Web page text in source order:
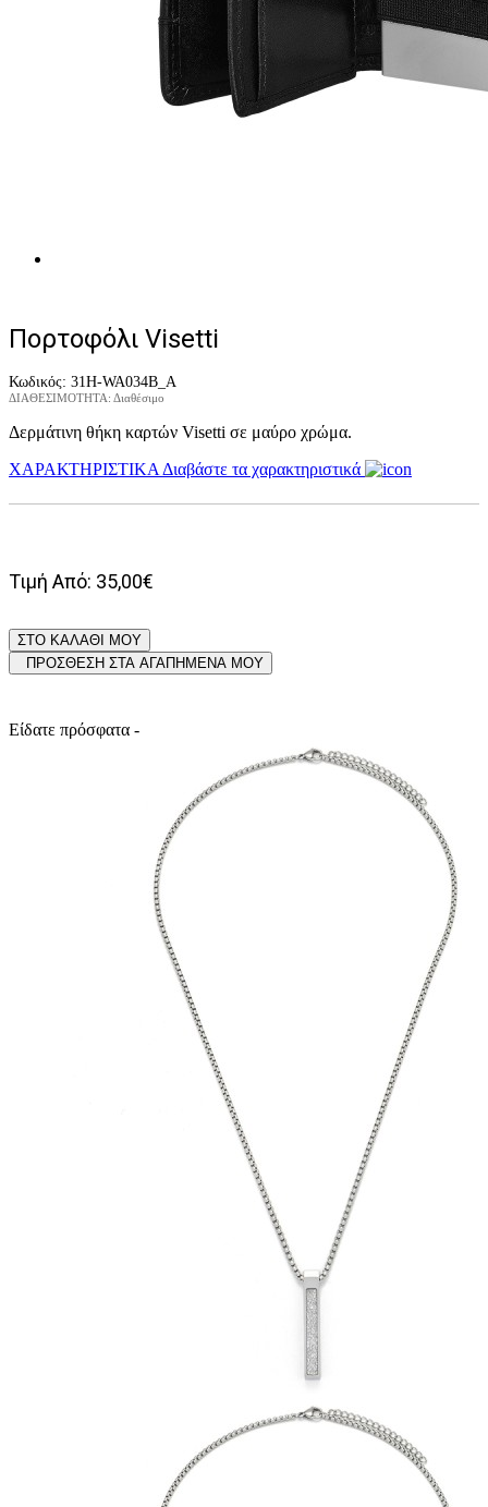
Πορτοφόλι Visetti
Κωδικός: 31Η-WA034B_A
ΔΙΑΘΕΣΙΜΟΤΗΤΑ: Διαθέσιμο
Δερμάτινη θήκη καρτών Visetti σε μαύρο χρώμα.
ΧΑΡΑΚΤΗΡΙΣΤΙΚΑΔιαβάστε τα χαρακτηριστικά
Τιμή Από: 35,00€
ΣΤΟ ΚΑΛΑΘΙ ΜΟΥ
ΠΡΟΣΘΕΣΗ ΣΤΑ ΑΓΑΠΗΜΕΝΑ ΜΟΥ
Είδατε πρόσφατα -